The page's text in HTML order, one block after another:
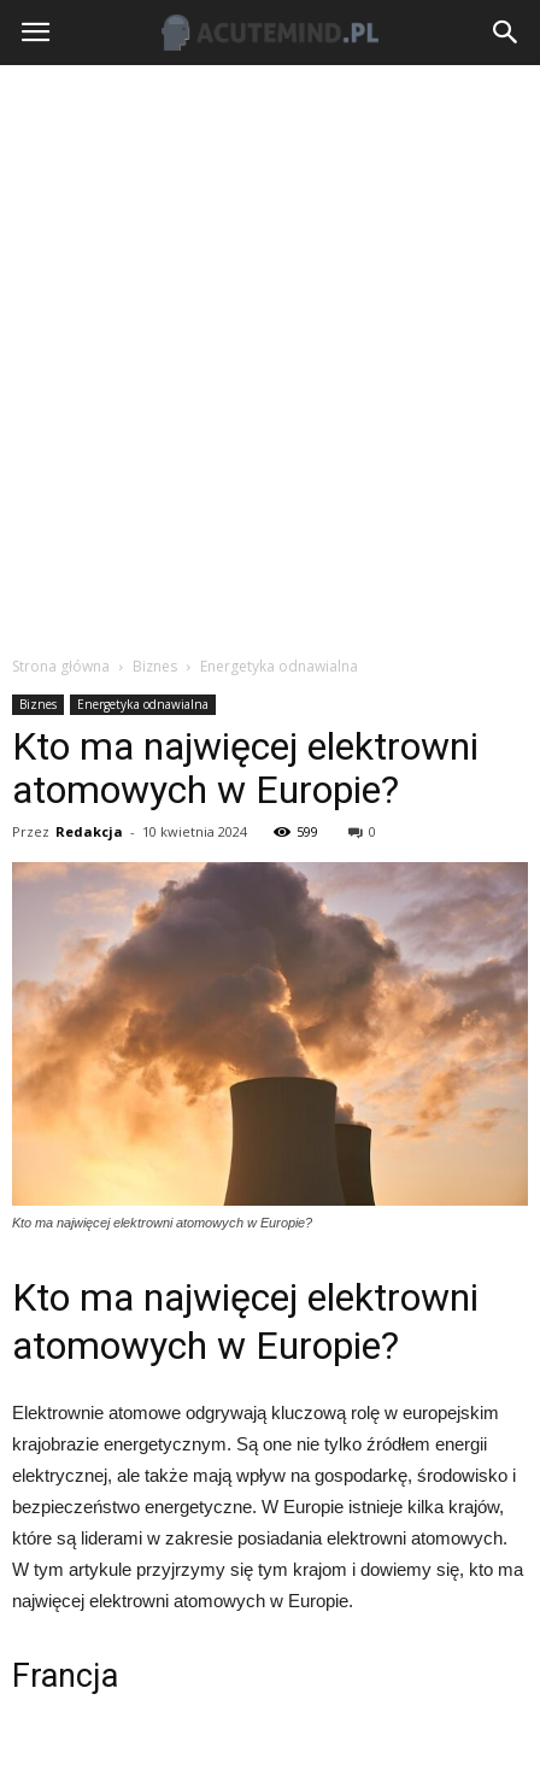
Strona główna Biznes Energetyka odnawialna
Biznes Energetyka odnawialna
Kto ma najwięcej elektrowni
atomowych w Europie?
Przez Redakcja - 10 kwietnia 2024 599 0
Kto ma najwięcej elektrowni atomowych w Europie?
Kto ma najwięcej elektrowni
atomowych w Europie?
Elektrownie atomowe odgrywają kluczową rolę w europejskim
krajobrazie energetycznym. Są one nie tylko źródłem energii
elektrycznej, ale także mają wpływ na gospodarkę, środowisko i
bezpieczeństwo energetyczne. W Europie istnieje kilka krajów,
które są liderami w zakresie posiadania elektrowni atomowych.
W tym artykule przyjrzymy się tym krajom i dowiemy się, kto ma
najwięcej elektrowni atomowych w Europie.
Francja